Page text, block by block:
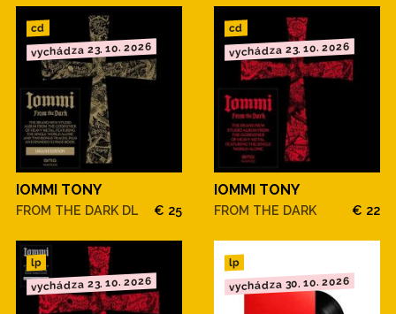
cd
vychádza 23. 10. 2026
IOMMI TONY
FROM THE DARK DL € 25
cd
vychádza 23. 10. 2026
IOMMI TONY
FROM THE DARK € 22
lp
vychádza 23. 10. 2026
lp
vychádza 30. 10. 2026